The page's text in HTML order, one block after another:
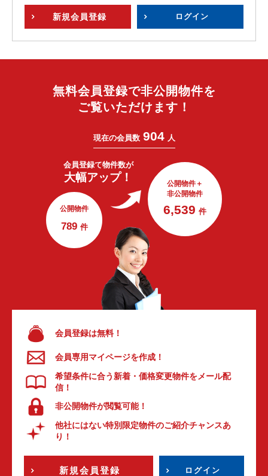
新規会員登録 ログイン
無料会員登録で非公開物件を
ご覧いただけます！
現在の会員数 904 人
会員登録で物件数が
大幅アップ！
公開物件
789 件
公開物件＋
非公開物件
6,539 件
会員登録は無料！
会員専用マイページを作成！
希望条件に合う新着・価格変更物件をメール配
信！
非公開物件が閲覧可能！
他社にはない特別限定物件のご紹介チャンスあ
り！
新規会員登録 ログイン